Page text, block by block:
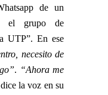
de un
el grupo de
UTP”. En ese
necesito de
. “Ahora me
la voz en su